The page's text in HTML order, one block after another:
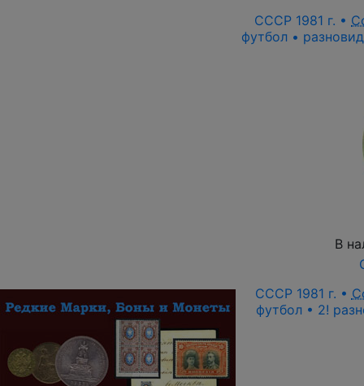
СССР 1981 г. •
футбол •
В
СССР 1981 г. •
футбол • 2!